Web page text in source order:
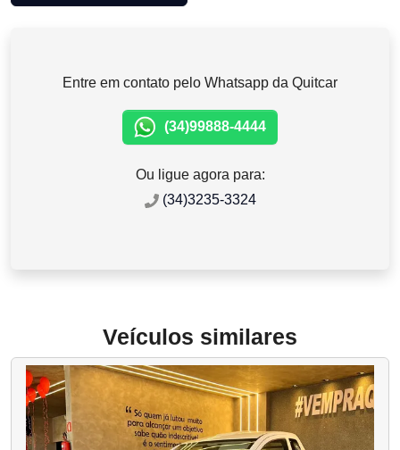
Entre em contato pelo Whatsapp da Quitcar
(34)99888-4444
Ou ligue agora para:
(34)3235-3324
Veículos similares